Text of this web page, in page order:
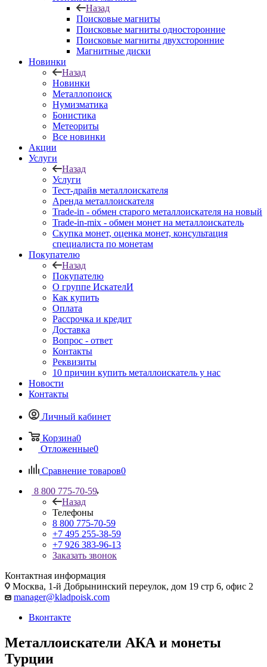
Назад
Поисковые магниты
Поисковые магниты односторонние
Поисковые магниты двухсторонние
Магнитные диски
Новинки
Назад
Новинки
Металлопоиск
Нумизматика
Бонистика
Метеориты
Все новинки
Акции
Услуги
Назад
Услуги
Тест-драйв металлоискателя
Аренда металлоискателя
Trade-in - обмен старого металлоискателя на новый
Trade-in-mix - обмен монет на металлоискатель
Скупка монет, оценка монет, консультация
специалиста по монетам
Покупателю
Назад
Покупателю
О группе ИскателИ
Как купить
Оплата
Рассрочка и кредит
Доставка
Вопрос - ответ
Контакты
Реквизиты
10 причин купить металлоискатель у нас
Новости
Контакты
Личный кабинет
Корзина0
Отложенные0
Сравнение товаров0
8 800 775-70-59
Назад
Телефоны
8 800 775-70-59
+7 495 255-38-59
+7 926 383-96-13
Заказать звонок
Контактная информация
Москва, 1-й Добрынинский переулок, дом 19 стр 6, офис 2
manager@kladpoisk.com
Вконтакте
Металлоискатели АКА и монеты
Турции